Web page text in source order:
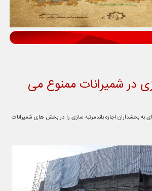
در شمیرانات ممنوع می
ای به بخشداران اجازه بلندمرتبه سازی را در بخش های شمیرانات